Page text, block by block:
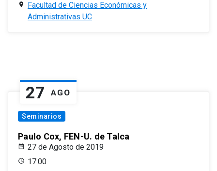
Facultad de Ciencias Económicas y
Administrativas UC
27 AGO
Seminarios
Paulo Cox, FEN-U. de Talca
27 de Agosto de 2019
17:00